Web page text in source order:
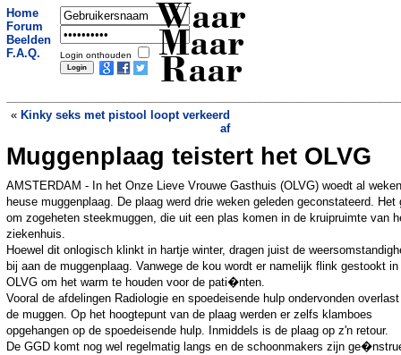
Home
Forum
Beelden
F.A.Q.
Login onthouden
Waar
Maar
Raar
« Kinky seks met pistool loopt verkeerd
af
Bankrovers gebruiken kinderwagen
Muggenplaag teistert het OLVG
AMSTERDAM - In het Onze Lieve Vrouwe Gasthuis (OLVG) woedt al
heuse muggenplaag. De plaag werd drie weken geleden geconstateerd. Het
om zogeheten steekmuggen, die uit een plas komen in de kruipruimte van
ziekenhuis.
Hoewel dit onlogisch klinkt in hartje winter, dragen juist de
bij aan de muggenplaag. Vanwege de kou wordt er namelijk flink gestookt in
OLVG om het warm te houden voor de pati�nten.
Vooral de afdelingen Radiologie en spoedeisende hulp ondervonden
de muggen. Op het hoogtepunt van de plaag werden er zelfs klamboes
opgehangen op de spoedeisende hulp. Inmiddels is de plaag op z'n retour.
De GGD komt nog wel regelmatig langs en de schoonmakers zijn